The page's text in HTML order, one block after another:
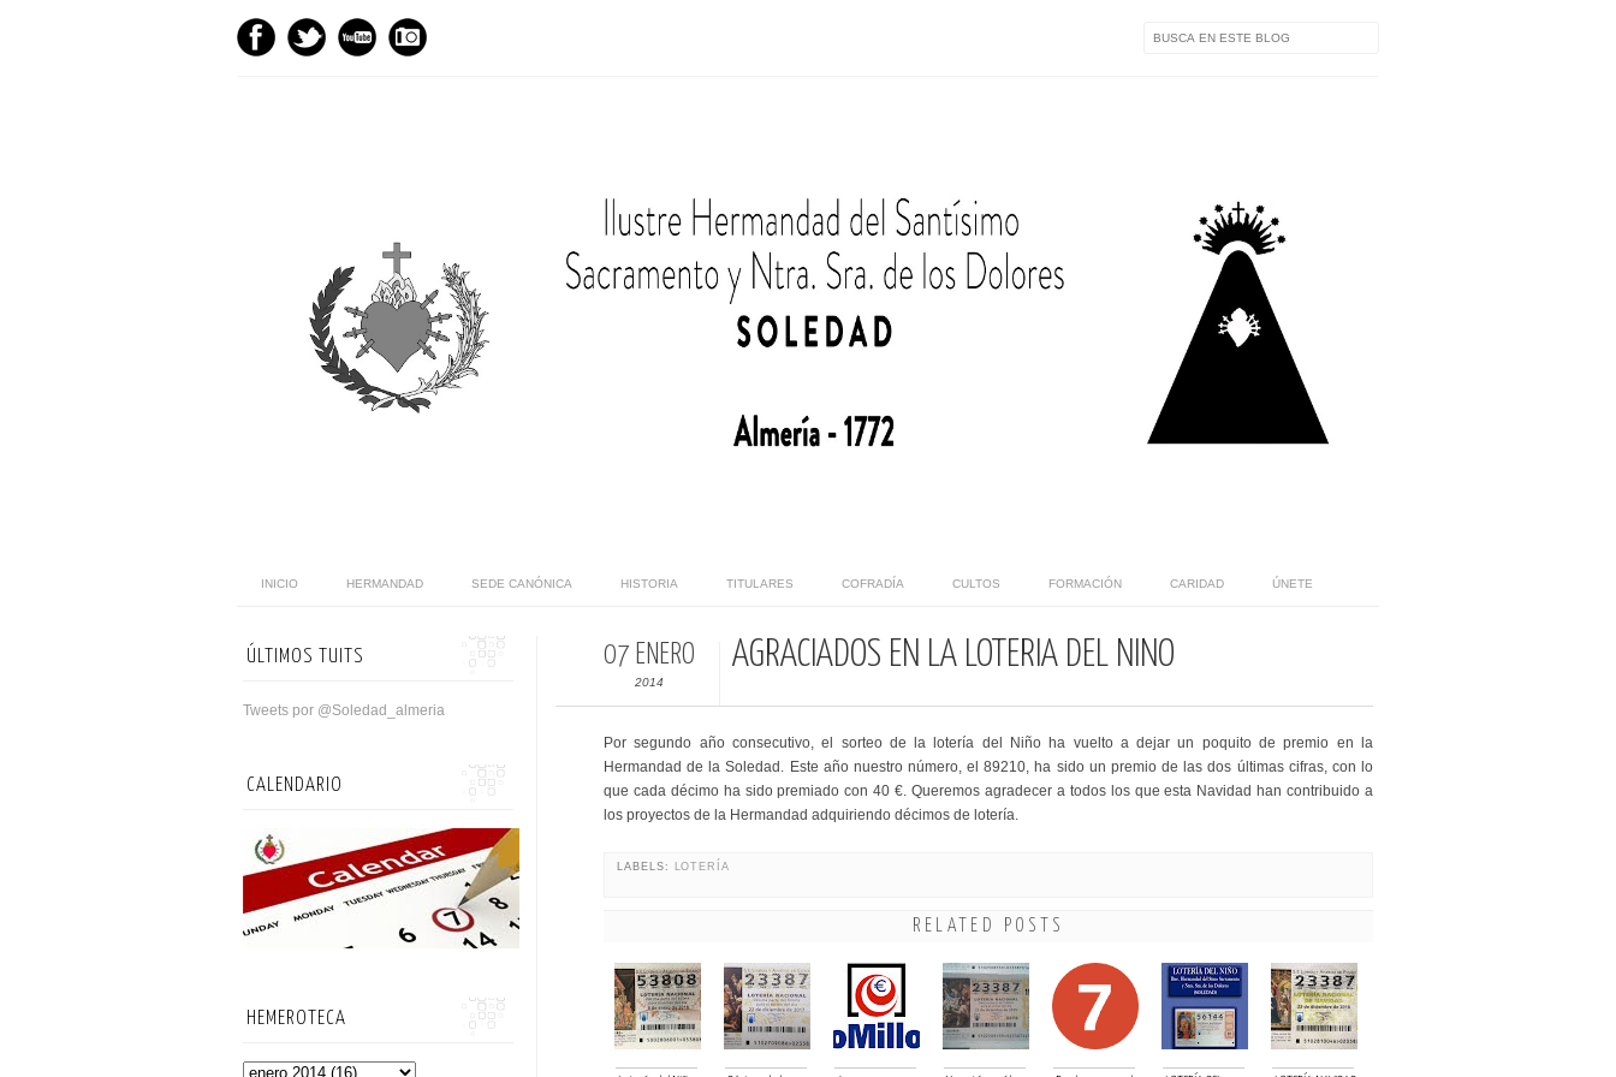
INICIO HERMANDAD SEDE CANÓNICA HISTORIA TITULARES COFRADÍA CULTOS FORMACIÓN CARIDAD ÚNETE
07 ENERO
2014
AGRACIADOS EN LA LOTERÍA DEL NIÑO
Por segundo año consecutivo, el sorteo de la lotería del Niño ha vuelto a dejar un poquito de premio en la
Hermandad de la Soledad. Este año nuestro número, el 89210, ha sido un premio de las dos últimas cifras, con lo
que cada décimo ha sido premiado con 40 €. Queremos agradecer a todos los que esta Navidad han contribuido a
los proyectos de la Hermandad adquiriendo décimos de lotería.
LABELS: LOTERÍA
RELATED POSTS
ÚLTIMOS TUITS
Tweets por @Soledad_almeria
CALENDARIO
HEMEROTECA